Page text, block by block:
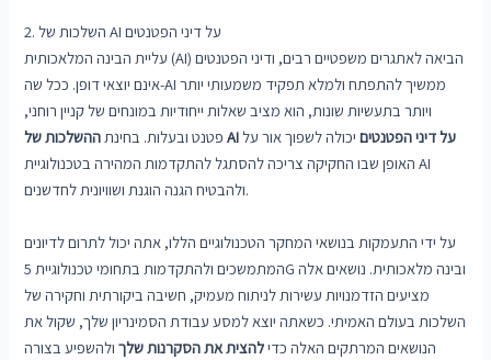
2. השלכות של AI על דיני הפטנטים
עליית הבינה המלאכותית (AI) הביאה לאתגרים משפטיים רבים, ודיני הפטנטים
אינם יוצאי דופן. ככל שה-AI ממשיך להתפתח ולמלא תפקיד משמעותי יותר
ויותר בתעשיות שונות, הוא מציב שאלות ייחודיות במונחים של קניין רוחני,
פטנט ובעלות. בחינת
ההשלכות של AI על דיני הפטנטיםיכולה לשפוך אור על
האופן שבו החקיקה צריכה להסתגל להתקדמות המהירה בטכנולוגיית AI
ולהבטיח הגנה הוגנת ושוויונית לחדשנים.
על ידי התעמקות בנושאי המחקר הטכנולוגיים הללו, אתה יכול לתרום לדיונים
המתמשכים ולהתקדמות בתחומי טכנולוגיית 5G ובינה מלאכותית. נושאים אלה
מציעים הזדמנויות עשירות לניתוח מעמיק, חשיבה ביקורתית וחקירה של
השלכות בעולם האמיתי. כשאתה יוצא למסע עבודת הסמינריון שלך, שקול את
הנושאים המרתקים האלה כדילהצית את הסקרנות שלךולהשפיע בצורה